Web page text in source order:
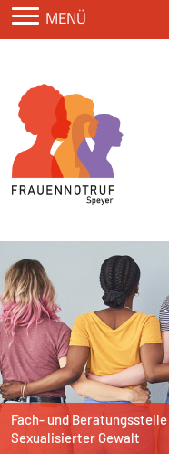
MENÜ
Fach- und Beratungsstelle
Sexualisierter Gewalt